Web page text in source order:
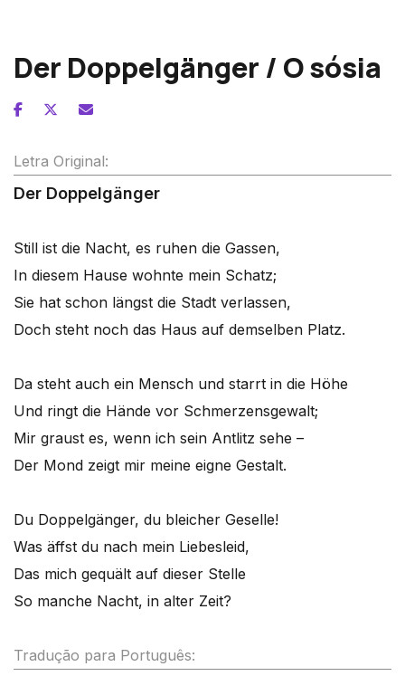
Der Doppelgänger / O sósia
Letra Original:
Der Doppelgänger
Still ist die Nacht, es ruhen die Gassen,
In diesem Hause wohnte mein Schatz;
Sie hat schon längst die Stadt verlassen,
Doch steht noch das Haus auf demselben Platz.
Da steht auch ein Mensch und starrt in die Höhe
Und ringt die Hände vor Schmerzensgewalt;
Mir graust es, wenn ich sein Antlitz sehe –
Der Mond zeigt mir meine eigne Gestalt.
Du Doppelgänger, du bleicher Geselle!
Was äffst du nach mein Liebesleid,
Das mich gequält auf dieser Stelle
So manche Nacht, in alter Zeit?
Tradução para Português: